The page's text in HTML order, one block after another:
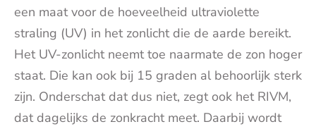
een maat voor de hoeveelheid ultraviolette
straling (UV) in het zonlicht die de aarde bereikt.
Het UV-zonlicht neemt toe naarmate de zon hoger
staat. Die kan ook bij 15 graden al behoorlijk sterk
zijn. Onderschat dat dus niet, zegt ook het RIVM,
dat dagelijks de zonkracht meet. Daarbij wordt